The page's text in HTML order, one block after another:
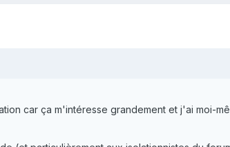
car ça m'intéresse grandement et j'ai moi-